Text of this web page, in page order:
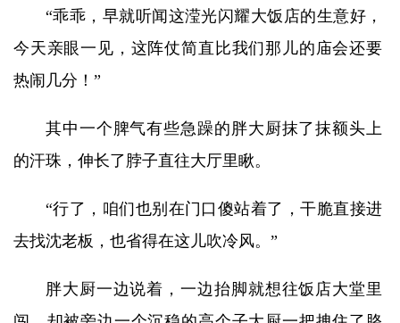
“乖乖，早就听闻这滢光闪耀大饭店的生意好，
今天亲眼一见，这阵仗简直比我们那儿的庙会还要
热闹几分！”
其中一个脾气有些急躁的胖大厨抹了抹额头上
的汗珠，伸长了脖子直往大厅里瞅。
“行了，咱们也别在门口傻站着了，干脆直接进
去找沈老板，也省得在这儿吹冷风。”
胖大厨一边说着，一边抬脚就想往饭店大堂里